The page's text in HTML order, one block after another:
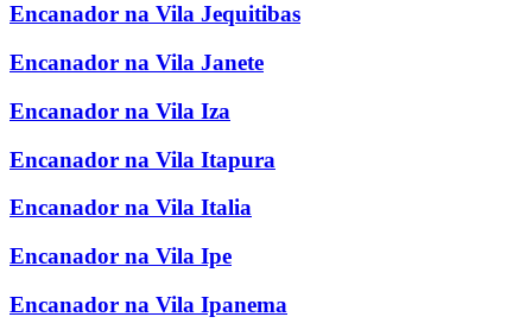
Encanador na Vila Jequitibas
Encanador na Vila Janete
Encanador na Vila Iza
Encanador na Vila Itapura
Encanador na Vila Italia
Encanador na Vila Ipe
Encanador na Vila Ipanema